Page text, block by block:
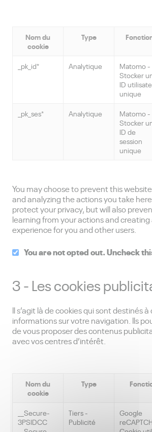
Nom du
cookie
Type
_pk_id* Analytique
Matomo -
Stocker
ID
unique
_pk_ses* Analytique
Matomo -
Stocker
ID de
session
unique
You may choose to prevent this
and analyzing the actions you take
protect your privacy, but will also
learning from your actions and
experience for you and other users.
You are not opted out. Uncheck
3 - Les cookies
Il s’agit là de cookies qui sont destinés
informations sur votre navigation. Ils
de vous proposer des contenus
avec vos centres d’intérêt.
Nom du
cookie
Type
__Secure-
3PSIDCC
Tiers -
Publicité
Google